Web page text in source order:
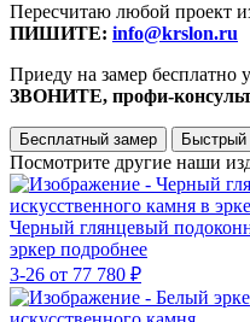
Пересчитаю любой проект
ПИШИТЕ: info@krslon.ru
Приеду на замер бесплатно
ЗВОНИТЕ, профи-
Бесплатный замер Быстрый
Посмотрите другие наши
Черный глянцевый
эркер подробнее
3-26 от 77 780 ₽